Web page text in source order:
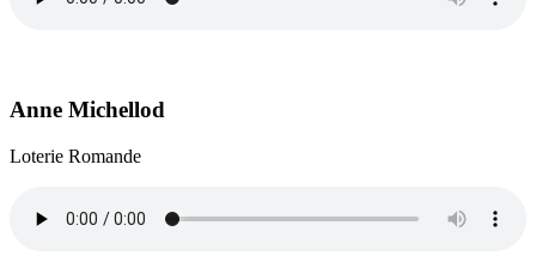
Anne Michellod
Loterie Romande